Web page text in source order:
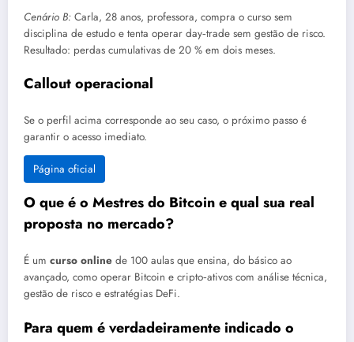
Cenário B: Carla, 28 anos, professora, compra o curso sem
disciplina de estudo e tenta operar day‑trade sem gestão de risco.
Resultado: perdas cumulativas de 20 % em dois meses.
Callout operacional
Se o perfil acima corresponde ao seu caso, o próximo passo é
garantir o acesso imediato.
Página oficial
O que é o Mestres do Bitcoin e qual sua real
proposta no mercado?
É um curso online de 100 aulas que ensina, do básico ao
avançado, como operar Bitcoin e cripto‑ativos com análise técnica,
gestão de risco e estratégias DeFi.
Para quem é verdadeiramente indicado o